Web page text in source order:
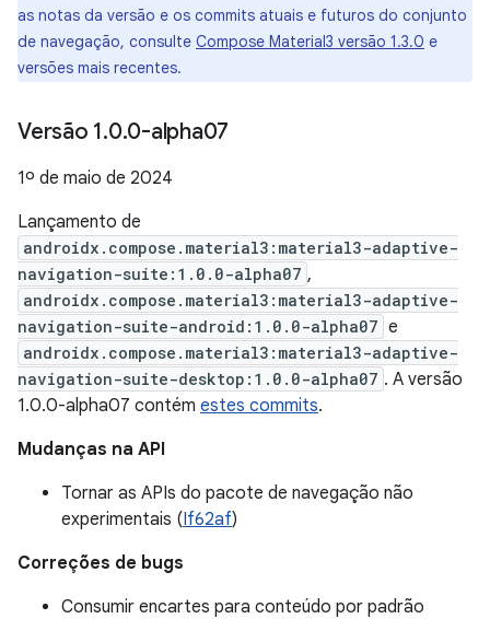
as notas da versão e os commits atuais e futuros do conjunto
de navegação, consulte Compose Material3 versão 1.3.0 e
versões mais recentes.
Versão 1.0.0-alpha07
1º de maio de 2024
Lançamento de
androidx.compose.material3:material3-adaptive-
navigation-suite:1.0.0-alpha07 ,
androidx.compose.material3:material3-adaptive-
navigation-suite-android:1.0.0-alpha07 e
androidx.compose.material3:material3-adaptive-
navigation-suite-desktop:1.0.0-alpha07 . A versão
1.0.0-alpha07 contém estes commits.
Mudanças na API
Tornar as APIs do pacote de navegação não
experimentais (If62af)
Correções de bugs
Consumir encartes para conteúdo por padrão